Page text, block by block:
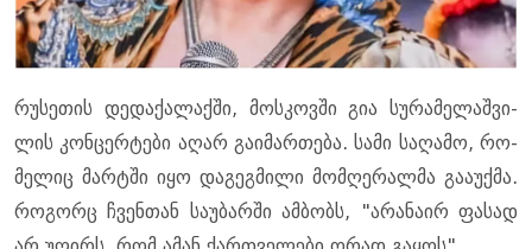
რუ­სე­თის დე­და­ქა­ლაქ­ში, მოს­კოვ­ში გია სუ­რა­მე­ლაშ­ვი­
ლის კონ­ცერ­ტე­ბი აღარ გა­ი­მარ­თე­ბა. სამი სა­ღა­მო, რო­
მე­ლიც მარ­ტში იყო და­გეგ­მი­ლი მომ­ღე­რალ­მა გა­ა­უქ­მა.
რო­გორც ჩვენ­თან სა­უ­ბარ­ში ამ­ბობს, "არა­ნა­ირ ფა­სად